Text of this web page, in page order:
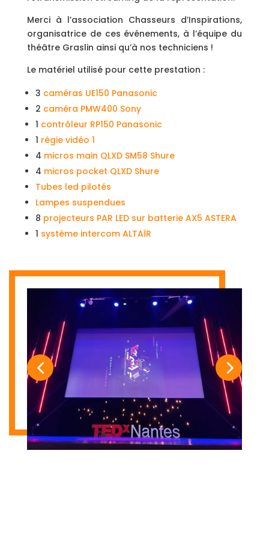
Merci à l’association Chasseurs d’Inspirations,
organisatrice de ces événements, à l’équipe du
théâtre Graslin ainsi qu’à nos techniciens !
Le matériel utilisé pour cette prestation :
3 caméras UE150 Panasonic
2 caméra PMW400 Sony
1 contrôleur RP150 Panasonic
1 régie vidéo 1
4 micros main QLXD SM58 Shure
4 micros pocket QLXD Shure
Tubes led pilotés
Lampes suspendues
8 projecteurs PAR LED sur batterie AX5 ASTERA
1 système intercom ALTAÏR